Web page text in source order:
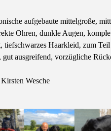
aufgebaute mittelgroße,
Ohren, dunkle Augen,
Haarkleid, zum
ausgreifend, vorzügliche
Wesche